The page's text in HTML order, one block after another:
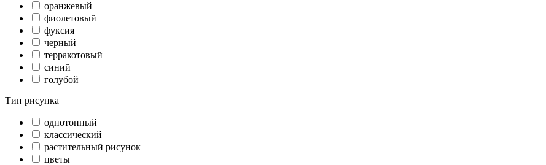
оранжевый
фиолетовый
фуксия
черный
терракотовый
синий
голубой
Тип рисунка
однотонный
классический
растительный рисунок
цветы